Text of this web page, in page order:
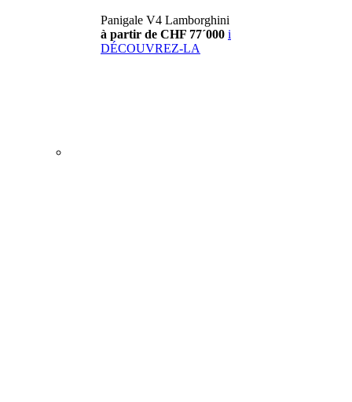
Panigale V4 Lamborghini
à partir de CHF 77´000 i
DÉCOUVREZ-LA